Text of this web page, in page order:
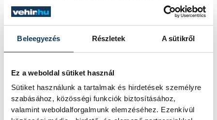
Beleegyezés Részletek A sütikről
Ez a weboldal sütiket használ
Sütiket használunk a tartalmak és hirdetések személyre
szabásához, közösségi funkciók biztosításához,
valamint weboldalforgalmunk elemzéséhez. Ezenkívül
alkalommal hirdette meg az év
strandétele versenyt, amelyre minden
eddiginél több, 22 vendéglátóhely 44
étellel indult. Egy fonyódi hely nyert...
Meglepték az elemzőket
a júliusi inflációs adatok
Hatalmas meglepetésként értékelték